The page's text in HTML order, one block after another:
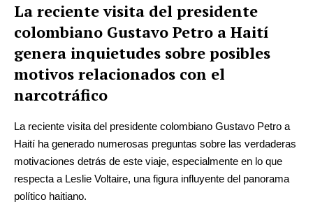
La reciente visita del presidente
colombiano Gustavo Petro a Haití
genera inquietudes sobre posibles
motivos relacionados con el
narcotráfico
La reciente visita del presidente colombiano Gustavo Petro a
Haití ha generado numerosas preguntas sobre las verdaderas
motivaciones detrás de este viaje, especialmente en lo que
respecta a Leslie Voltaire, una figura influyente del panorama
político haitiano.